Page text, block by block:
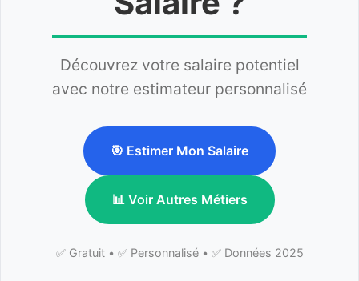
Découvrez votre salaire potentiel
avec notre estimateur personnalisé
🎯 Estimer Mon Salaire
📊 Voir Autres Métiers
✅ Gratuit • ✅ Personnalisé • ✅ Données 2025